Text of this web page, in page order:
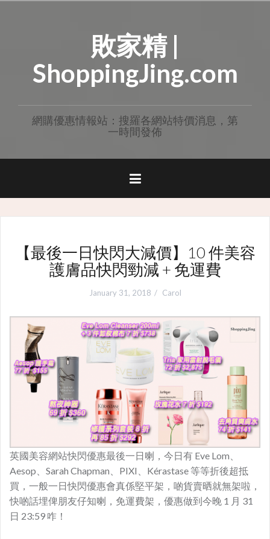
敗家精 |
ShoppingJing.com
網購優惠情報站：搜羅各網站特價消息，第
一時間發佈
【最後一日快閃大減價】10 件美容
護膚品快閃勁減 + 免運費
January 31, 2018 Carol
英國美容網站快閃優惠最後一日喇，今日有 Eve Lom、
Aesop、Sarah Chapman、PIXI、Kérastase 等等折後超抵
買，一般一日快閃優惠會真係堅平架，啲貨賣晒就無架啦，
快啲話埋俾朋友仔知喇，免運費架，優惠做到今晚 1 月 31
日 23:59 咋！